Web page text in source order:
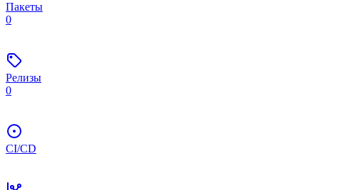
Пакеты
0
Релизы
0
CI/CD